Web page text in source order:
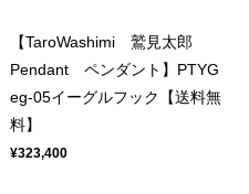
【TaroWashimi 鷲見太郎
Pendant ペンダント】PTYG
eg-05イーグルフック【送料無
料】
¥323,400